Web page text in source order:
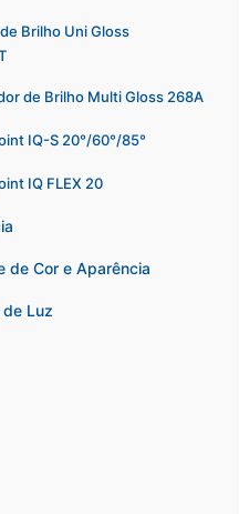
Brilho Uni Gloss
de Brilho Multi Gloss 268A
IQ-S 20°/60°/85°
IQ FLEX 20
de Cor e Aparência
Luz